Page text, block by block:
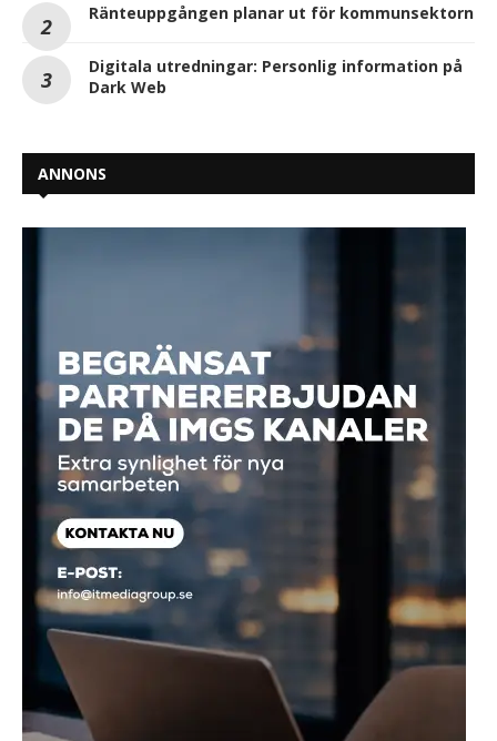
Ränteuppgången planar ut för kommunsektorn
Digitala utredningar: Personlig information på
Dark Web
ANNONS